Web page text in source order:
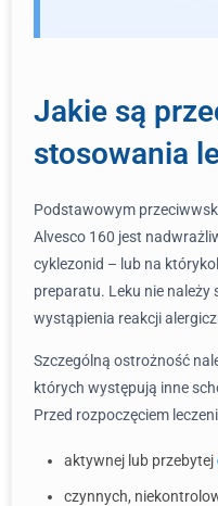
Jakie są
stosowania
Podstawowym
Alvesco 160 jest
cyklezonid – lub na
preparatu. Leku nie
wystąpienia reakcji
Szczególną ostrożność
których występują inne
Przed rozpoczęciem
aktywnej lub przebytej
czynnych,